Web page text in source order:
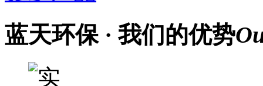
蓝天环保· 我们的优势